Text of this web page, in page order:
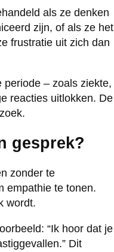
als ze denken
zijn, of als ze het
frustratie uit zich dan
– zoals ziekte,
reacties uitlokken. De
gesprek?
zonder te
empathie te tonen.
wordt.
“Ik hoor dat je
Dit